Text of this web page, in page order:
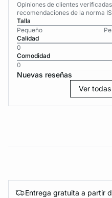
Opiniones de clientes
recomendaciones de la norma
Talla
Pequeño
Calidad
0
Comodidad
0
Nuevas reseñas
Ver
Entrega gratuita a partir